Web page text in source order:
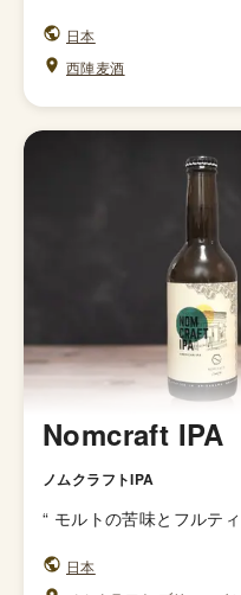
日本
西陣麦酒
Nomcraft IPA
ノムクラフトIPA
“ モルトの苦味とフルテ
日本